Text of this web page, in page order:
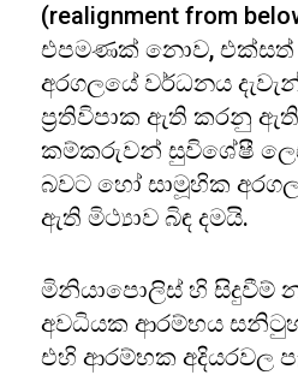
(realignment from
එපමණක් නොව, එක්සත්
අරගලයේ වර්ධනය
ප්‍රතිවිපාක ඇති කරනු
කම්කරුවන් සුවිශේෂී
බවට හෝ සාමූහික
ඇති මිථ්‍යාව බිඳ දමයි.
මිනියාපොලිස් හි සිදුවීම්
අවධියක ආරම්භය
එහි ආරම්භක අදියරවල